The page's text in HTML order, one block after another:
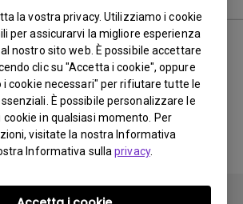
la vostra privacy. Utilizziamo i cookie
per assicurarvi la migliore esperienza
nostro sito web. È possibile accettare
clic su "Accetta i cookie", oppure
i cookie necessari" per rifiutare tutte le
È possibile personalizzare le
in qualsiasi momento. Per
visitate la nostra Informativa
Informativa sullaprivacy.
domanda
correlata